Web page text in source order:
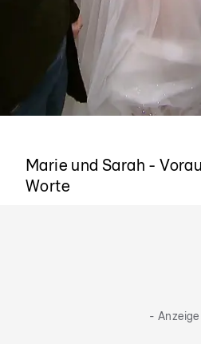
Marie und Sarah -
Worte
-